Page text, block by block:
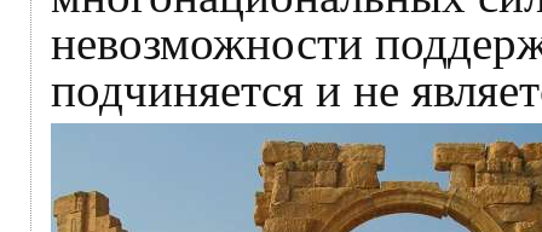
невозможности
подчиняется и не